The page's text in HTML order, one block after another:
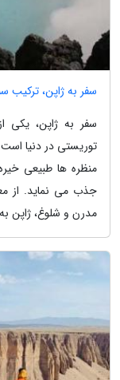
سفر به ژاپن، ترکیب
سفر به ژاپن، یکی
توریستی در دنیا
منظره ها طبیعی
جذب می نماید. از
مدرن و شلوغ، ژاپن